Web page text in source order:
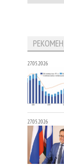
27.05.2026
27.05.2026